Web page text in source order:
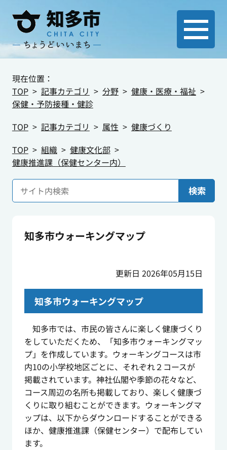
現在位置：
TOP
記事カテゴリ 分野
健康・医療・福祉
保健・予防接種・健診
TOP
記事カテゴリ 属性
健康づくり
TOP
組織
健康文化部
健康推進課（保健センター内）
検索
知多市ウォーキングマップ
更新日 2026年05月15日
知多市ウォーキングマップ
知多市では、市民の皆さんに楽しく健康づくり
をしていただくため、「知多市ウォーキングマッ
プ」を作成しています。ウォーキングコースは市
内10の小学校地区ごとに、それぞれ２コースが
掲載されています。神社仏閣や季節の花々など、
コース周辺の名所も掲載しており、楽しく健康づ
くりに取り組むことができます。ウォーキングマ
ップは、以下からダウンロードすることができる
ほか、健康推進課（保健センター）で配布してい
ます。